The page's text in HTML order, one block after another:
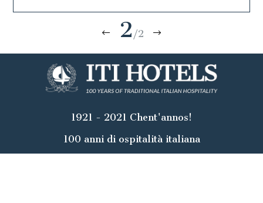
2 /2
1921 - 2021 Chent'annos!
100 anni di ospitalità italiana